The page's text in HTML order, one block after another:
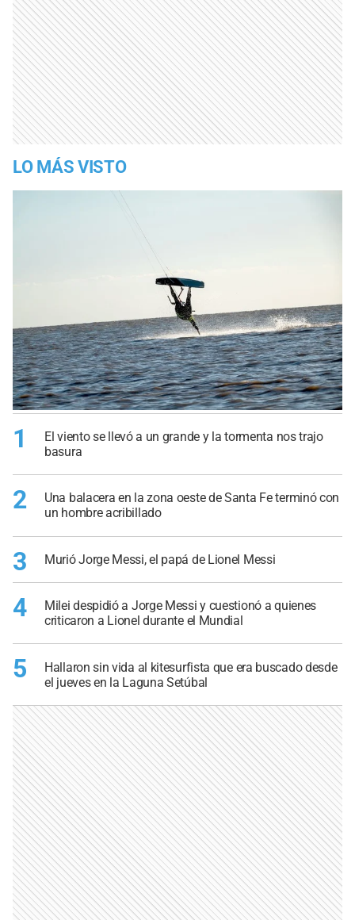
LO MÁS VISTO
1
El viento se llevó a un grande y la tormenta nos trajo
basura
2
Una balacera en la zona oeste de Santa Fe terminó con
un hombre acribillado
3 Murió Jorge Messi, el papá de Lionel Messi
4
Milei despidió a Jorge Messi y cuestionó a quienes
criticaron a Lionel durante el Mundial
5
Hallaron sin vida al kitesurfista que era buscado desde
el jueves en la Laguna Setúbal